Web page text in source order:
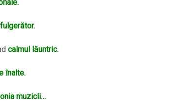
calmul lăuntric.
înalte.
muzicii…